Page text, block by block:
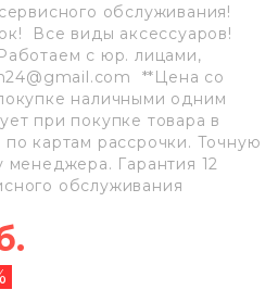
обслуживания!
Все виды аксессуаров!
с юр. лицами,
**Цена со
наличными одним
при покупке товара в
картам рассрочки. Точную
менеджера. Гарантия 12
обслуживания